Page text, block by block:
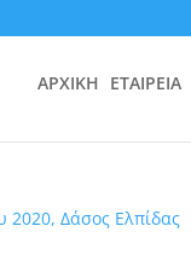
ΑΡΧΙΚΗ ΕΤΑΙΡΕΙΑ